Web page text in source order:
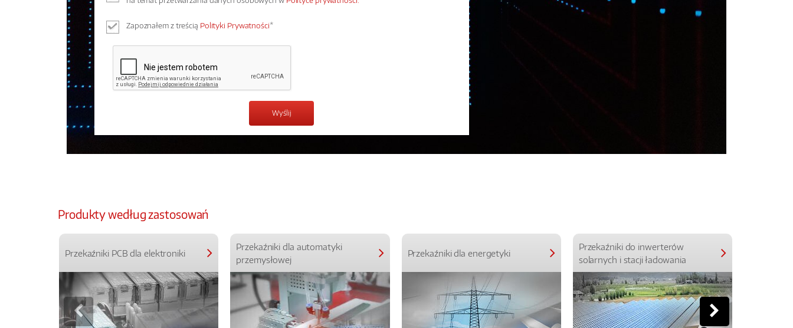
Zapoznałem z treścią Polityki Prywatności*
Produkty według zastosowań
Przekaźniki PCB dla elektroniki
Przekaźniki dla automatyki
przemysłowej
Przekaźniki dla energetyki
Przekaźniki do inwerterów
solarnych i stacji ładowania